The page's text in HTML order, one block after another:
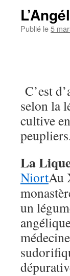
Publié le5
C’est
selon la
cultive
La
NiortAu
un